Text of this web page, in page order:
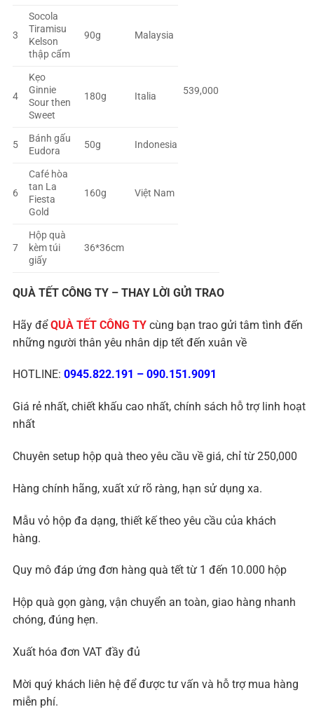
539,000
3
Socola
Tiramisu
Kelson
thập cẩm
90g Malaysia
4
Kẹo
Ginnie
Sour then
Sweet
180g Italia
5
Bánh gấu
Eudora
50g Indonesia
6
Café hòa
tan La
Fiesta
Gold
160g Việt Nam
7
Hộp quà
kèm túi
giấy
36*36cm
QUÀ TẾT CÔNG TY – THAY LỜI GỬI TRAO
Hãy đểQUÀ TẾT CÔNG TY cùng bạn trao gửi tâm tình đến
những người thân yêu nhân dịp tết đến xuân về
HOTLINE: 0945.822.191 – 090.151.9091
Giá rẻ nhất, chiết khấu cao nhất, chính sách hỗ trợ linh hoạt
nhất
Chuyên setup hộp quà theo yêu cầu về giá, chỉ từ 250,000
Hàng chính hãng, xuất xứ rõ ràng, hạn sử dụng xa.
Mẫu vỏ hộp đa dạng, thiết kế theo yêu cầu của khách
hàng.
Quy mô đáp ứng đơn hàng quà tết từ 1 đến 10.000 hộp
Hộp quà gọn gàng, vận chuyển an toàn, giao hàng nhanh
chóng, đúng hẹn.
Xuất hóa đơn VAT đầy đủ
Mời quý khách liên hệ để được tư vấn và hỗ trợ mua hàng
miễn phí.